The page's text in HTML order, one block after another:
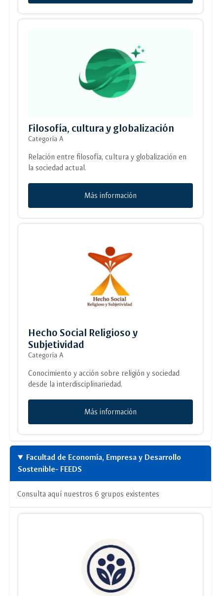
Filosofía, cultura y globalización
Categoría A
Relación entre filosofía, cultura y globalización en
la sociedad actual.
Más información
Hecho Social Religioso y
Subjetividad
Categoría A
Conocimiento y acción sobre religión y sociedad
desde la interdisciplinariedad.
Más información
Facultad de Economía, Empresa y Desarrollo
Sostenible- FEEDS
Consulta aquí nuestros 6 grupos existentes